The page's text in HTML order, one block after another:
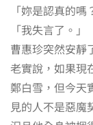
「妳是認真的嗎
「我失言了。」
曹惠珍突然安靜
老實說，如果現
鄭白雪，但今天
見的人不是惡魔